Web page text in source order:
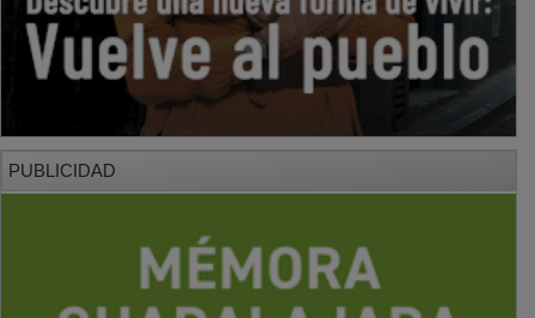
PUBLICIDAD